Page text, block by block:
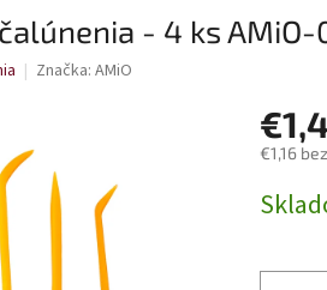
- 4 ks AMiO-
Značka: AMiO
€1,16
cena: